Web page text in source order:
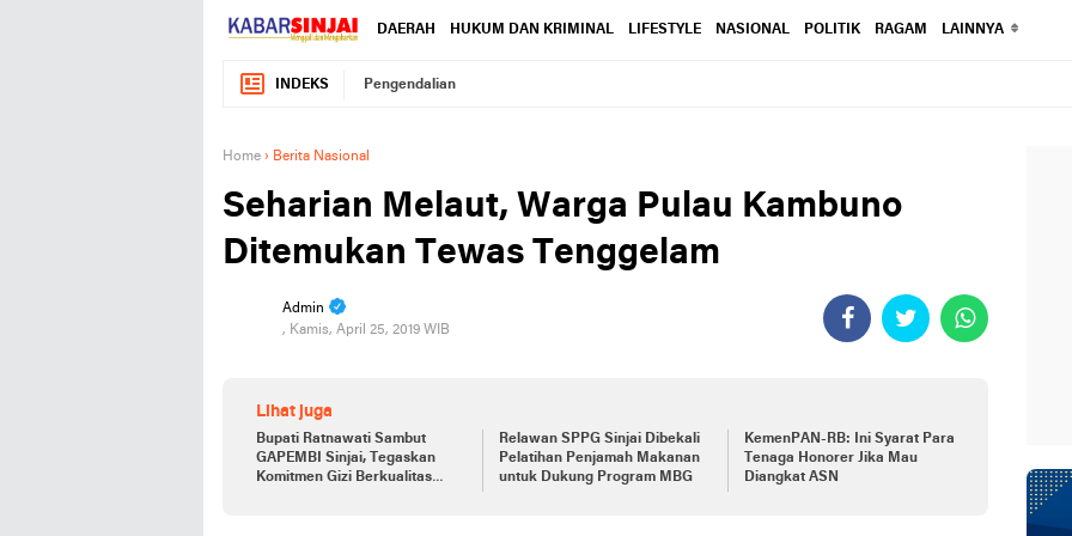
DAERAH HUKUM DAN KRIMINAL LIFESTYLE NASIONAL POLITIK RAGAM LAINNYA
INDEKS Pengendalian
Home › Berita Nasional
Seharian Melaut, Warga Pulau Kambuno
Ditemukan Tewas Tenggelam
Admin
, Kamis, April 25, 2019 WIB
Lihat juga
Bupati Ratnawati Sambut
GAPEMBI Sinjai, Tegaskan
Komitmen Gizi Berkualitas
Relawan SPPG Sinjai Dibekali
Pelatihan Penjamah Makanan
untuk Dukung Program MBG
KemenPAN-RB: Ini Syarat Para
Tenaga Honorer Jika Mau
Diangkat ASN